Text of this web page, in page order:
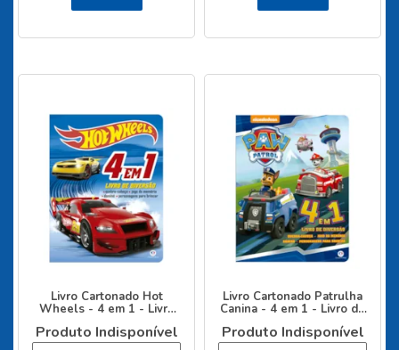
Livro Cartonado Hot
Wheels - 4 em 1 - Livro
Produto Indisponível
Livro Cartonado Patrulha
Canina - 4 em 1 - Livro de
Produto Indisponível